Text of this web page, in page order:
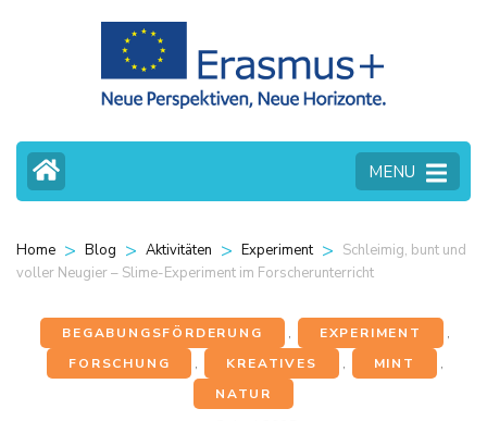
MENU
Home > Blog > Aktivitäten > Experiment > Schleimig, bunt und
voller Neugier – Slime-Experiment im Forscherunterricht
BEGABUNGSFÖRDERUNG , EXPERIMENT
,
FORSCHUNG
, KREATIVES , MINT
,
NATUR